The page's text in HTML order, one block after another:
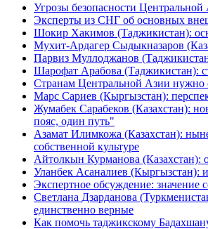
Угрозы безопасности
Эксперты из СНГ об основных
Шокир Хакимов (Таджикистан):
Мухит-Ардагер Сыдыкназаров
Парвиз Муллоджанов
Шарофат Арабова (Таджикистан):
Странам Центральной Азии нужно
Марс Сариев (Кыргызстан):
Жумабек Сарабеков (Казахстан):
пояс, один путь"
Азамат Илимкожа (Казахстан):
собственной культуре
Айтолкын Курманова (Казахстан):
Уланбек Асаналиев (Кыргызстан):
Экспертное обсуждение:
Светлана Дзарданова
единственно верные
Как помочь таджикскому